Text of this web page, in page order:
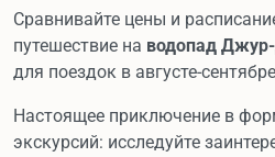
Сравнивайте цены и
путешествие на водопад
для поездок в августе-
Настоящее приключение в
экскурсий: исследуйте